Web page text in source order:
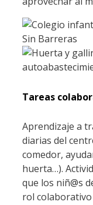
Tareas
Aprendizaje a
diarias del
comedor,
huerta…).
que los niñ@s
rol colaborativo